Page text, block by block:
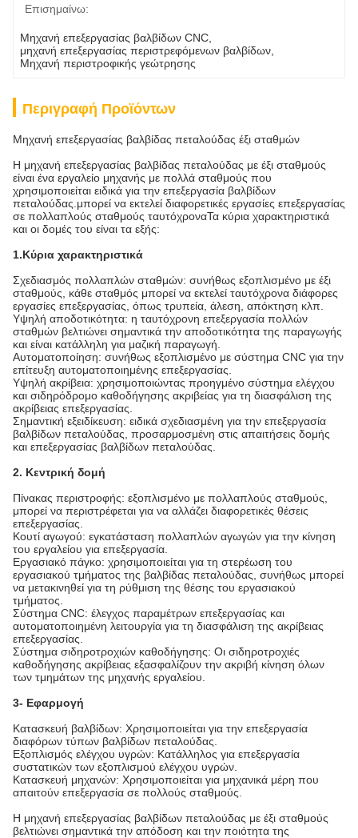
Επισημαίνω:
Μηχανή επεξεργασίας βαλβίδων CNC
μηχανή επεξεργασίας περιστρεφόμενων βαλβίδων
Μηχανή περιστροφικής γεώτρησης
Περιγραφή Προϊόντων
Μηχανή επεξεργασίας βαλβίδας πεταλούδας έξι σταθμών
Η μηχανή επεξεργασίας βαλβίδας πεταλούδας με έξι σταθμούς
είναι ένα εργαλείο μηχανής με πολλά σταθμούς που
χρησιμοποιείται ειδικά για την επεξεργασία βαλβίδων
πεταλούδας.μπορεί να εκτελεί διαφορετικές εργασίες επεξεργασίας
σε πολλαπλούς σταθμούς ταυτόχροναΤα κύρια χαρακτηριστικά
και οι δομές του είναι τα εξής:
1.Κύρια χαρακτηριστικά
Σχεδιασμός πολλαπλών σταθμών: συνήθως εξοπλισμένο με έξι
σταθμούς, κάθε σταθμός μπορεί να εκτελεί ταυτόχρονα διάφορες
εργασίες επεξεργασίας, όπως τρυπεία, άλεση, απόκτηση κλπ.
Υψηλή αποδοτικότητα: η ταυτόχρονη επεξεργασία πολλών
σταθμών βελτιώνει σημαντικά την αποδοτικότητα της παραγωγής
και είναι κατάλληλη για μαζική παραγωγή.
Αυτοματοποίηση: συνήθως εξοπλισμένο με σύστημα CNC για την
επίτευξη αυτοματοποιημένης επεξεργασίας.
Υψηλή ακρίβεια: χρησιμοποιώντας προηγμένο σύστημα ελέγχου
και σιδηρόδρομο καθοδήγησης ακριβείας για τη διασφάλιση της
ακρίβειας επεξεργασίας.
Σημαντική εξειδίκευση: ειδικά σχεδιασμένη για την επεξεργασία
βαλβίδων πεταλούδας, προσαρμοσμένη στις απαιτήσεις δομής
και επεξεργασίας βαλβίδων πεταλούδας.
2. Κεντρική δομή
Πίνακας περιστροφής: εξοπλισμένο με πολλαπλούς σταθμούς,
μπορεί να περιστρέφεται για να αλλάζει διαφορετικές θέσεις
επεξεργασίας.
Κουτί αγωγού: εγκατάσταση πολλαπλών αγωγών για την κίνηση
του εργαλείου για επεξεργασία.
Εργασιακό πάγκο: χρησιμοποιείται για τη στερέωση του
εργασιακού τμήματος της βαλβίδας πεταλούδας, συνήθως μπορεί
να μετακινηθεί για τη ρύθμιση της θέσης του εργασιακού
τμήματος.
Σύστημα CNC: έλεγχος παραμέτρων επεξεργασίας και
αυτοματοποιημένη λειτουργία για τη διασφάλιση της ακρίβειας
επεξεργασίας.
Σύστημα σιδηροτροχιών καθοδήγησης: Οι σιδηροτροχιές
καθοδήγησης ακρίβειας εξασφαλίζουν την ακριβή κίνηση όλων
των τμημάτων της μηχανής εργαλείου.
3- Εφαρμογή
Κατασκευή βαλβίδων: Χρησιμοποιείται για την επεξεργασία
διαφόρων τύπων βαλβίδων πεταλούδας.
Εξοπλισμός ελέγχου υγρών: Κατάλληλος για επεξεργασία
συστατικών των εξοπλισμού ελέγχου υγρών.
Κατασκευή μηχανών: Χρησιμοποιείται για μηχανικά μέρη που
απαιτούν επεξεργασία σε πολλούς σταθμούς.
Η μηχανή επεξεργασίας βαλβίδων πεταλούδας με έξι σταθμούς
βελτιώνει σημαντικά την απόδοση και την ποιότητα της